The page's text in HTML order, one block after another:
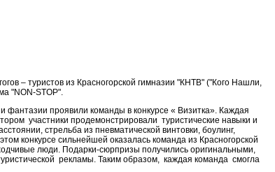
– туристов из Красногорской гимназии "КНТВ" ("Кого Нашли,
"NON-STOP".
фантазии проявили команды в конкурсе « Визитка». Каждая
участники продемонстрировали туристические навыки и
стрельба из пневматической винтовки, боулинг,
конкурсе сильнейшей оказалась команда из Красногорской
люди. Подарки-сюрпризы получились оригинальными,
рекламы. Таким образом, каждая команда смогла